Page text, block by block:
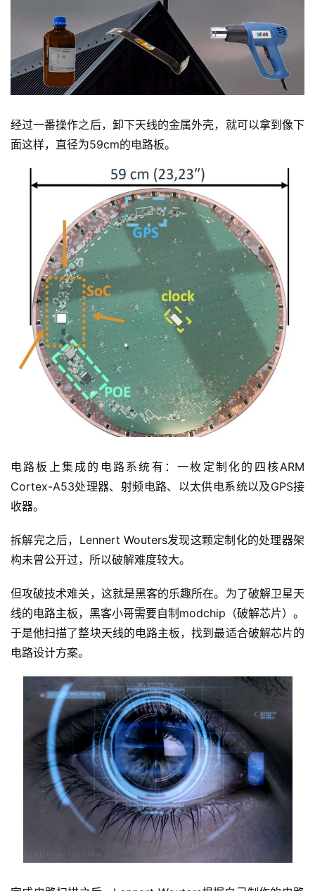
经过一番操作之后，卸下天线的金属外壳，就可以拿到像下
面这样，直径为59cm的电路板。
电路板上集成的电路系统有：一枚定制化的四核ARM
Cortex-A53处理器、射频电路、以太供电系统以及GPS接
收器。
拆解完之后，Lennert Wouters发现这颗定制化的处理器架
构未曾公开过，所以破解难度较大。
但攻破技术难关，这就是黑客的乐趣所在。为了破解卫星天
线的电路主板，黑客小哥需要自制modchip（破解芯片）。
于是他扫描了整块天线的电路主板，找到最适合破解芯片的
电路设计方案。